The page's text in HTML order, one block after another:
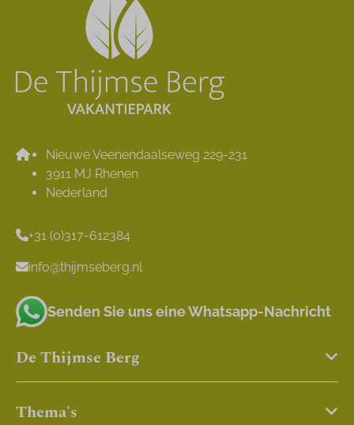
Nieuwe Veenendaalseweg 229-231
3911 MJ Rhenen
Nederland
+31 (0)317-612384
info@thijmseberg.nl
Senden Sie uns eine Whatsapp-Nachricht
De Thijmse Berg
Thema's